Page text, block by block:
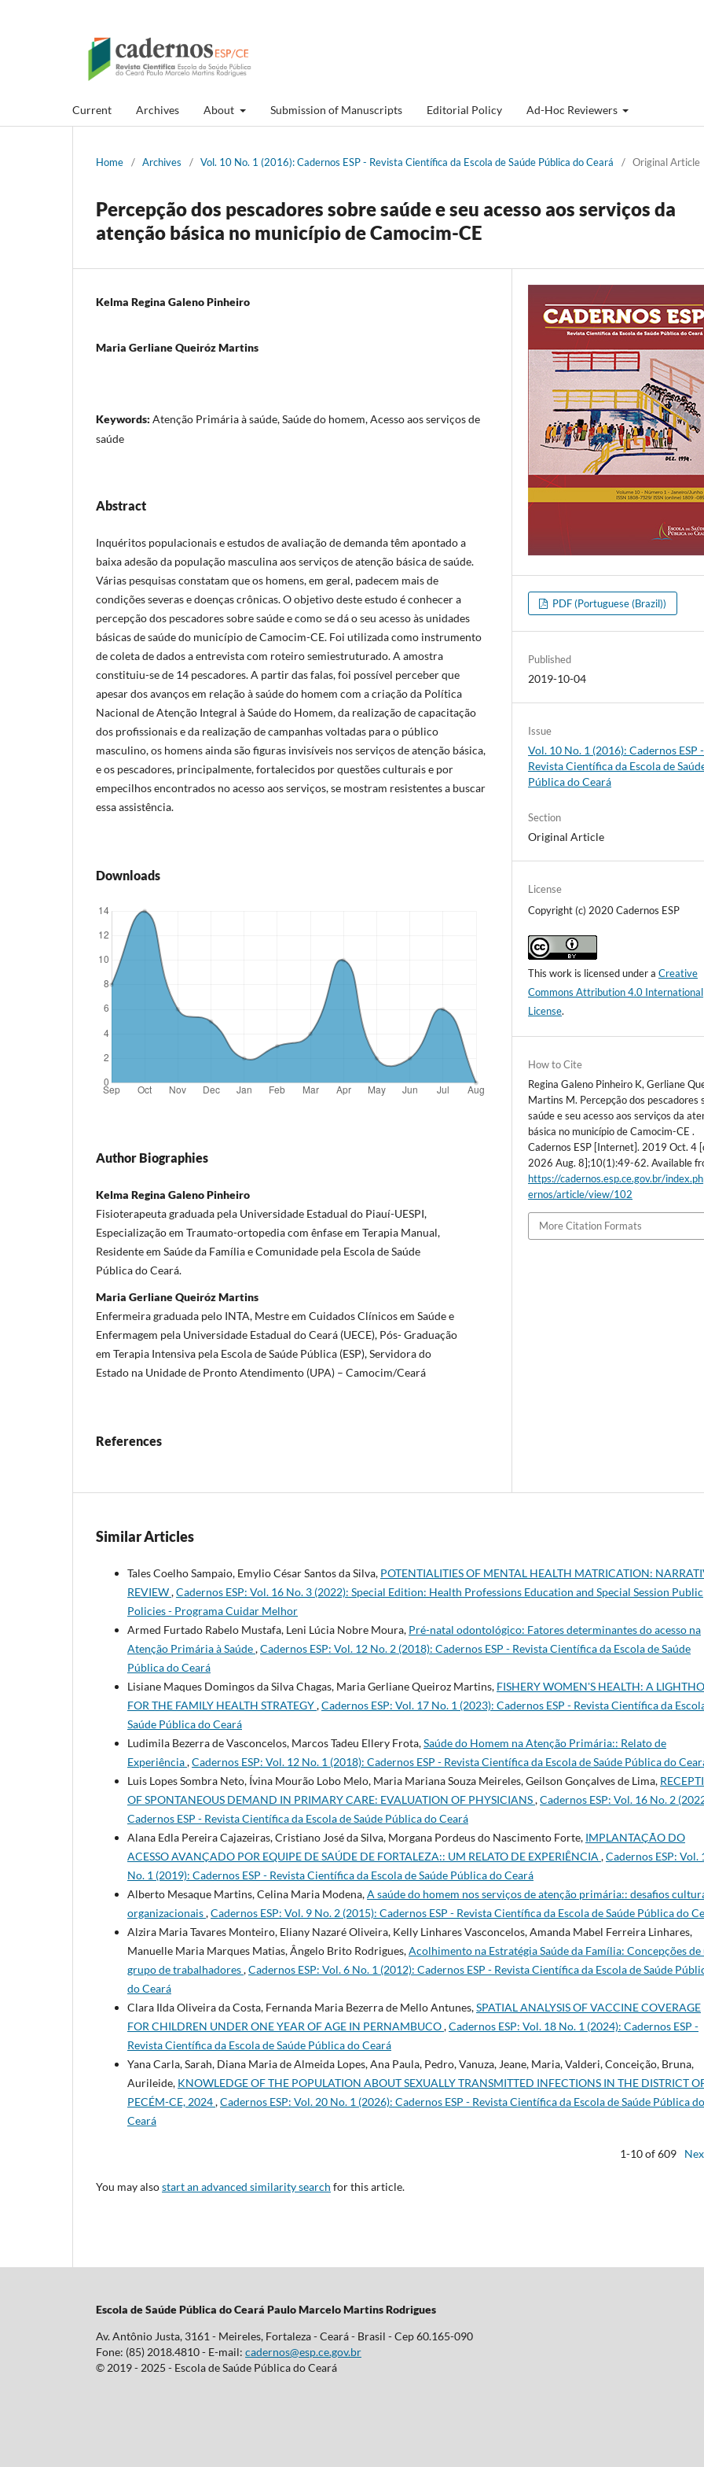
Current Archives About Submission of Manuscripts Editorial Policy Ad-Hoc Reviewers
Home / Archives / Vol. 10 No. 1 (2016): Cadernos ESP - Revista Cientí­fica da Escola de Saúde Pública do Ceará / Original Article
Percepção dos pescadores sobre saúde e seu acesso aos serviços da
atenção básica no município de Camocim-CE
Kelma Regina Galeno Pinheiro
Maria Gerliane Queiróz Martins
Keywords: Atenção Primária à saúde, Saúde do homem, Acesso aos serviços de
saúde
Abstract
Inquéritos populacionais e estudos de avaliação de demanda têm apontado a
baixa adesão da população masculina aos serviços de atenção básica de saúde.
Várias pesquisas constatam que os homens, em geral, padecem mais de
condições severas e doenças crônicas. O objetivo deste estudo é conhecer a
percepção dos pescadores sobre saúde e como se dá o seu acesso às unidades
básicas de saúde do município de Camocim-CE. Foi utilizada como instrumento
de coleta de dados a entrevista com roteiro semiestruturado. A amostra
constituiu-se de 14 pescadores. A partir das falas, foi possível perceber que
apesar dos avanços em relação à saúde do homem com a criação da Política
Nacional de Atenção Integral à Saúde do Homem, da realização de capacitação
dos profissionais e da realização de campanhas voltadas para o público
masculino, os homens ainda são figuras invisíveis nos serviços de atenção básica,
e os pescadores, principalmente, fortalecidos por questões culturais e por
empecilhos encontrados no acesso aos serviços, se mostram resistentes a buscar
essa assistência.
Downloads
Author Biographies
Kelma Regina Galeno Pinheiro
Fisioterapeuta graduada pela Universidade Estadual do Piauí-UESPI,
Especialização em Traumato-ortopedia com ênfase em Terapia Manual,
Residente em Saúde da Família e Comunidade pela Escola de Saúde
Pública do Ceará.
Maria Gerliane Queiróz Martins
Enfermeira graduada pelo INTA, Mestre em Cuidados Clínicos em Saúde e
Enfermagem pela Universidade Estadual do Ceará (UECE), Pós- Graduação
em Terapia Intensiva pela Escola de Saúde Pública (ESP), Servidora do
Estado na Unidade de Pronto Atendimento (UPA) – Camocim/Ceará
References
PDF (Portuguese (Brazil))
Published
2019-10-04
Issue
Vol. 10 No. 1 (2016): Cadernos ESP -
Revista Cientí­fica da Escola de
Pública do Ceará
Section
Original Article
License
Copyright (c) 2020 Cadernos ESP
This work is licensed under aCreative
Commons Attribution 4.0 International
License.
How to Cite
Regina Galeno Pinheiro K, Gerliane
Martins M. Percepção dos pescadores
saúde e seu acesso aos serviços da
básica no município de Camocim-CE .
Cadernos ESP [Internet]. 2019 Oct. 4
2026 Aug. 8];10(1):49-62. Available
https://cadernos.esp.ce.gov.br/
ernos/article/view/102
More Citation Formats
Similar Articles
Tales Coelho Sampaio, Emylio César Santos da Silva, POTENTIALITIES OF MENTAL HEALTH MATRICATION:
REVIEW,Cadernos ESP: Vol. 16 No. 3 (2022): Special Edition: Health Professions Education and Special Session Public
Policies - Programa Cuidar Melhor
Armed Furtado Rabelo Mustafa, Leni Lúcia Nobre Moura, Pré-natal odontológico: Fatores determinantes do acesso na
Atenção Primária à Saúde,Cadernos ESP: Vol. 12 No. 2 (2018): Cadernos ESP - Revista Cientí­fica da Escola de Saúde
Pública do Ceará
Lisiane Maques Domingos da Silva Chagas, Maria Gerliane Queiroz Martins, FISHERY WOMEN'S HEALTH: A
FOR THE FAMILY HEALTH STRATEGY,Cadernos ESP: Vol. 17 No. 1 (2023): Cadernos ESP - Revista Cientí­fica da
Saúde Pública do Ceará
Ludimila Bezerra de Vasconcelos, Marcos Tadeu Ellery Frota,Saúde do Homem na Atenção Primária:: Relato de
Experiência,Cadernos ESP: Vol. 12 No. 1 (2018): Cadernos ESP - Revista Cientí­fica da Escola de Saúde Pública do
Luis Lopes Sombra Neto, Ívina Mourão Lobo Melo, Maria Mariana Souza Meireles, Geilson Gonçalves de Lima,
OF SPONTANEOUS DEMAND IN PRIMARY CARE: EVALUATION OF PHYSICIANS,Cadernos ESP: Vol. 16 No. 2
Cadernos ESP - Revista Cientí­fica da Escola de Saúde Pública do Ceará
Alana Edla Pereira Cajazeiras, Cristiano José da Silva, Morgana Pordeus do Nascimento Forte, IMPLANTAÇÃO DO
ACESSO AVANÇADO POR EQUIPE DE SAÚDE DE FORTALEZA:: UM RELATO DE EXPERIÊNCIA ,Cadernos ESP: Vol.
No. 1 (2019): Cadernos ESP - Revista Cientí­fica da Escola de Saúde Pública do Ceará
Alberto Mesaque Martins, Celina Maria Modena,A saúde do homem nos serviços de atenção primária:: desafios
organizacionais,Cadernos ESP: Vol. 9 No. 2 (2015): Cadernos ESP - Revista Cientí­fica da Escola de Saúde Pública do
Alzira Maria Tavares Monteiro, Eliany Nazaré Oliveira, Kelly Linhares Vasconcelos, Amanda Mabel Ferreira Linhares,
Manuelle Maria Marques Matias, Ângelo Brito Rodrigues,Acolhimento na Estratégia Saúde da Família: Concepções de
grupo de trabalhadores,Cadernos ESP: Vol. 6 No. 1 (2012): Cadernos ESP - Revista Cientí­fica da Escola de Saúde
do Ceará
Clara Ilda Oliveira da Costa, Fernanda Maria Bezerra de Mello Antunes,SPATIAL ANALYSIS OF VACCINE COVERAGE
FOR CHILDREN UNDER ONE YEAR OF AGE IN PERNAMBUCO,Cadernos ESP: Vol. 18 No. 1 (2024): Cadernos ESP -
Revista Cientí­fica da Escola de Saúde Pública do Ceará
Yana Carla, Sarah, Diana Maria de Almeida Lopes, Ana Paula, Pedro, Vanuza, Jeane, Maria, Valderi, Conceição, Bruna,
Aurileide, KNOWLEDGE OF THE POPULATION ABOUT SEXUALLY TRANSMITTED INFECTIONS IN THE DISTRICT
PECÉM-CE, 2024,Cadernos ESP: Vol. 20 No. 1 (2026): Cadernos ESP - Revista Cientí­fica da Escola de Saúde Pública do
Ceará
1-10 of 609
You may alsostart an advanced similarity search for this article.
Escola de Saúde Pública do Ceará Paulo Marcelo Martins Rodrigues
Av. Antônio Justa, 3161 - Meireles, Fortaleza - Ceará - Brasil - Cep 60.165-090
Fone: (85) 2018.4810 - E-mail: cadernos@esp.ce.gov.br
© 2019 - 2025 - Escola de Saúde Pública do Ceará